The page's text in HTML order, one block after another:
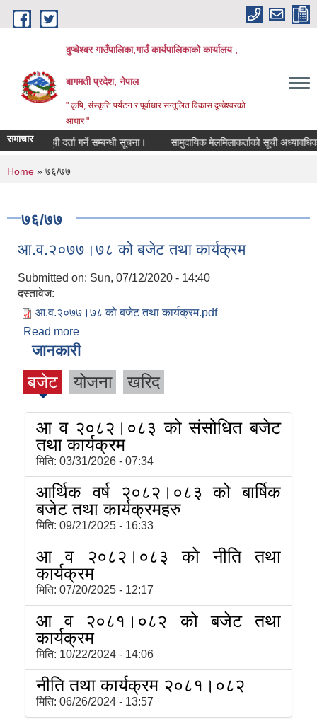
Skip to main content
दुप्चेश्वर गाउँपालिका,गाउँ कार्यपालिकाको कार्यालय ,
बागमती प्रदेश, नेपाल
" कृषि, संस्कृति पर्यटन र पूर्वाधार सन्तुलित विकास दुप्चेश्वरको
आधार "
समाचारसूची दर्ता गर्ने सम्बन्धी सूचना। सामुदायिक मेलमिलाकर्ताको सूची अध्यावधिक गर्ने
You are here
Home » ७६/७७
७६/७७
आ.व.२०७७।७८ को बजेट तथा कार्यक्रम
Submitted on: Sun, 07/12/2020 - 14:40
दस्तावेज:
आ.व.२०७७।७८ को बजेट तथा कार्यक्रम.pdf
Read more
जानकारी
बजेट योजना खरिद
आ व २०८२।०८३ को संसोधित बजेट
तथा कार्यक्रम
मिति: 03/31/2026 - 07:34
आर्थिक वर्ष २०८२।०८३ को बार्षिक
बजेट तथा कार्यक्रमहरु
मिति: 09/21/2025 - 16:33
आ व २०८२।०८३ को नीति तथा
कार्यक्रम
मिति: 07/20/2025 - 12:17
आ व २०८१।०८२ को बजेट तथा
कार्यक्रम
मिति: 10/22/2024 - 14:06
नीति तथा कार्यक्रम २०८१।०८२
मिति: 06/26/2024 - 13:57